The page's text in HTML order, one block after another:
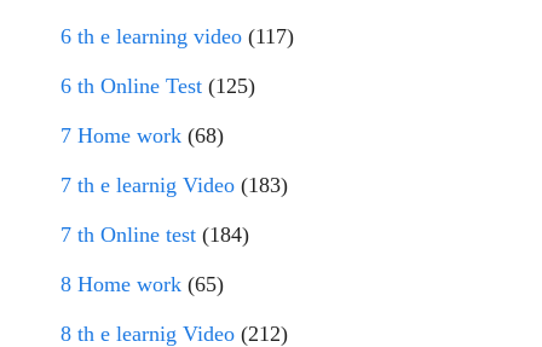
6 th e learning video (117)
6 th Online Test (125)
7 Home work (68)
7 th e learnig Video (183)
7 th Online test (184)
8 Home work (65)
8 th e learnig Video (212)